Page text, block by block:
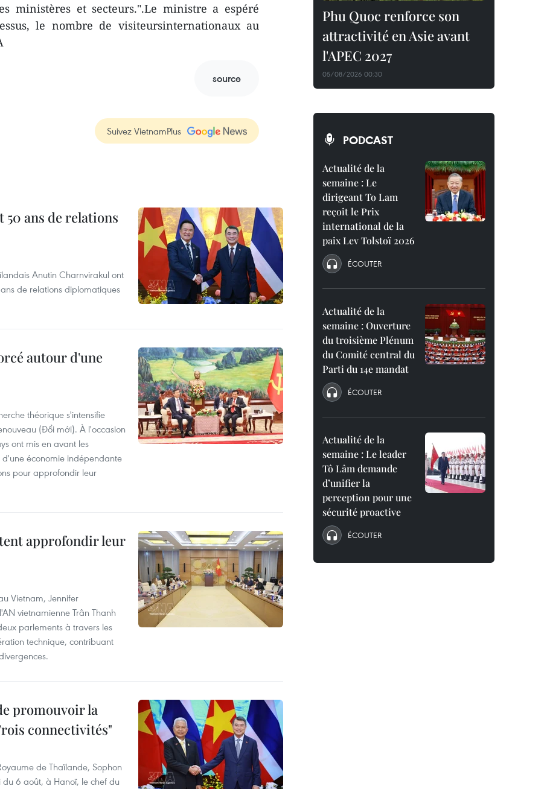
ministères et secteurs.".Le ministre a espéré
le nombre de visiteursinternationaux au
source
Suivez VietnamPlus
50 ans de relations
Anutin Charnvirakul ont
de relations diplomatiques
autour d'une
théorique s'intensifie
(Đổi mới). À l'occasion
ont mis en avant les
économie indépendante
pour approfondir leur
approfondir leur
Vietnam, Jennifer
vietnamienne Trân Thanh
parlements à travers les
technique, contribuant
promouvoir la
connectivités"
de Thaïlande, Sophon
6 août, à Hanoï, le chef du
Phu Quoc renforce son
attractivité en Asie avant
l'APEC 2027
05/08/2026 00:30
PODCAST
Actualité de la
semaine : Le
dirigeant To Lam
reçoit le Prix
international de la
paix Lev Tolstoï 2026
ÉCOUTER
Actualité de la
semaine : Ouverture
du troisième Plénum
du Comité central du
Parti du 14e mandat
ÉCOUTER
Actualité de la
semaine : Le leader
Tô Lâm demande
d’unifier la
perception pour une
sécurité proactive
ÉCOUTER